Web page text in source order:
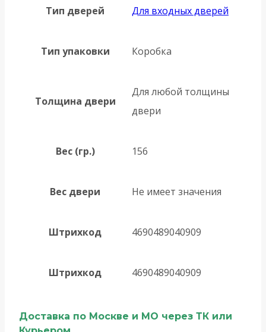
Тип дверей Для входных дверей
Тип упаковки Коробка
Толщина двери
Для любой толщины
двери
Вес (гр.) 156
Вес двери Не имеет значения
Штрихкод 4690489040909
Штрихкод 4690489040909
Доставка по Москве и МО через ТК или